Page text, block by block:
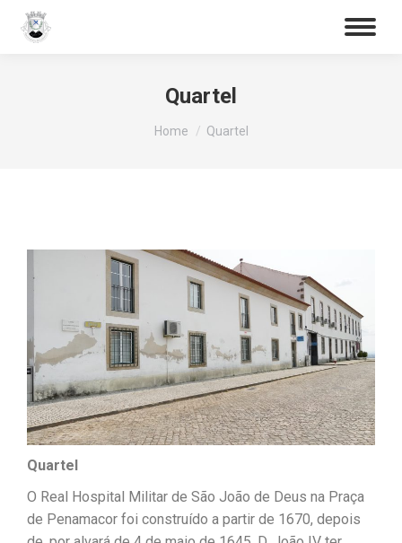
Quartel
You are here:
Home Quartel
Quartel
O Real Hospital Militar de São João de Deus na Praça
de Penamacor foi construído a partir de 1670, depois